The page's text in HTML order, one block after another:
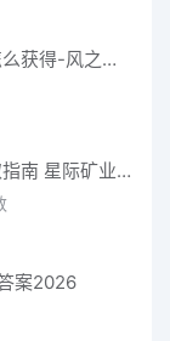
风之国世界次元宝珠怎么获得-风之国世界次元宝珠获取方法介绍
星际矿业研究点数获取指南 星际矿业研究点数获取方法
案2026